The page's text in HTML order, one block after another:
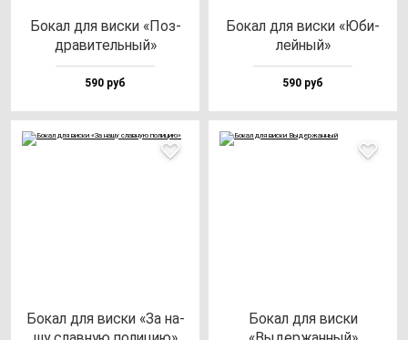
Бокал для вис­ки «Поз­
дра­ви­тель­ный»
590 руб
Бокал для вис­ки «Юби­
лей­ный»
590 руб
Бокал для вис­ки «За на­
Бокал для вис­ки